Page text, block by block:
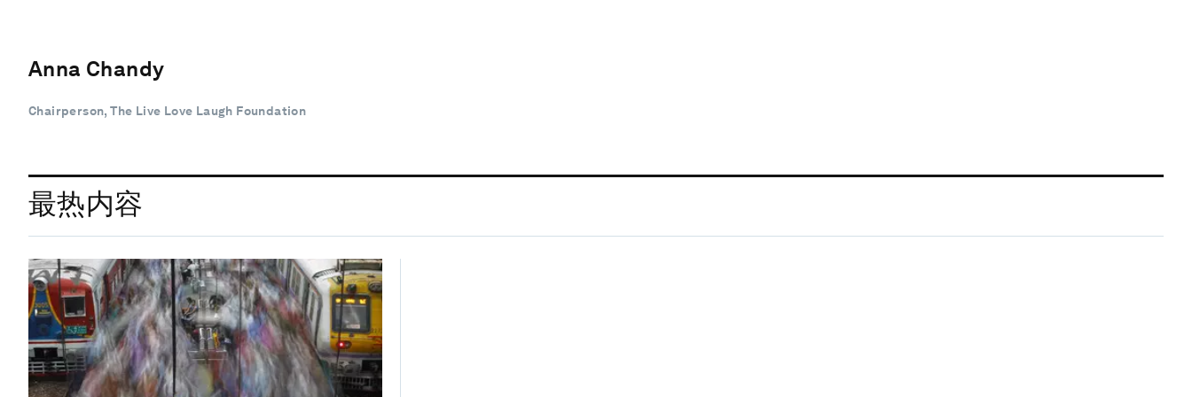
Anna Chandy
Chairperson, The Live Love Laugh Foundation
最热内容